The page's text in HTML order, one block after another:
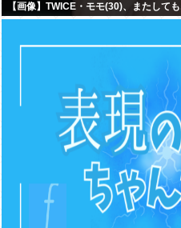
【画像】TWICE・モモ(30)、またして